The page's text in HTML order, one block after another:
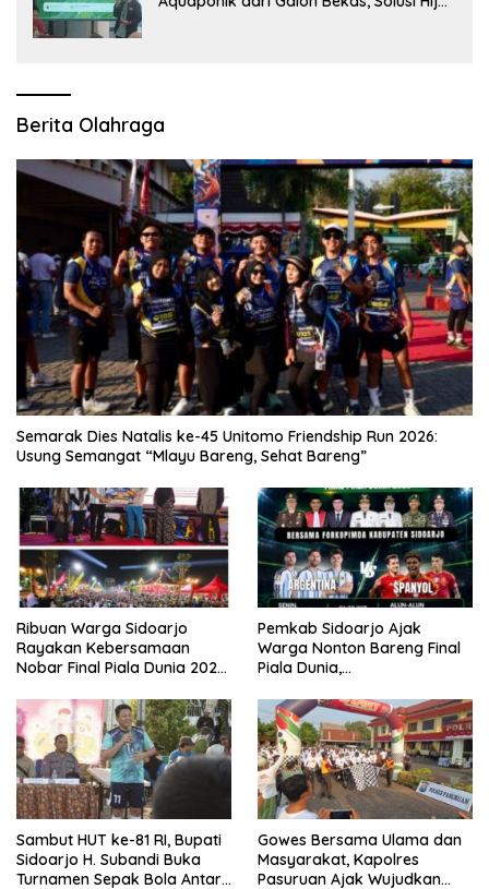
Berita Olahraga
Semarak Dies Natalis ke-45 Unitomo Friendship Run 2026:
Usung Semangat “Mlayu Bareng, Sehat Bareng”
Ribuan Warga Sidoarjo
Rayakan Kebersamaan
Nobar Final Piala Dunia 2026
Forkopimda
Pemkab Sidoarjo Ajak
Warga Nonton Bareng Final
Piala Dunia,
Sambut HUT ke-81 RI, Bupati
Sidoarjo H. Subandi Buka
Turnamen Sepak Bola Antar
Gowes Bersama Ulama dan
Masyarakat, Kapolres
Pasuruan Ajak Wujudkan